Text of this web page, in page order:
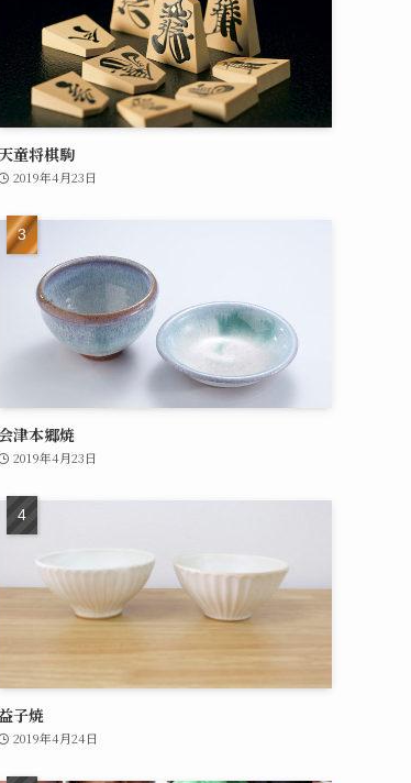
天童将棋駒
2019年4月23日
会津本郷焼
2019年4月23日
子焼
2019年4月24日